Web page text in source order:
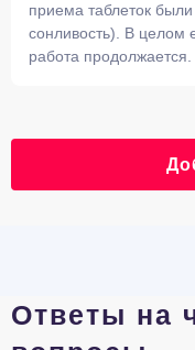
приема таблеток
сонливость). В целом
работа продолжается.
Ответы на